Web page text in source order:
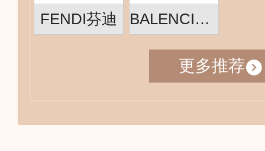
FENDI芬迪 BALENCIAGA巴黎世家
更多推荐